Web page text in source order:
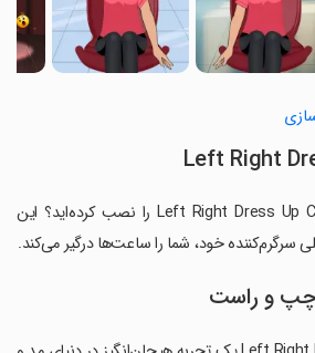
Left Right
آیا تا کنون بازی Left Right Dress Up Challenge را نصب کرده‌اید؟ این
سرگرم‌کننده خود، شما را ساعت‌ها درگیر می‌کند.
چپ و راست